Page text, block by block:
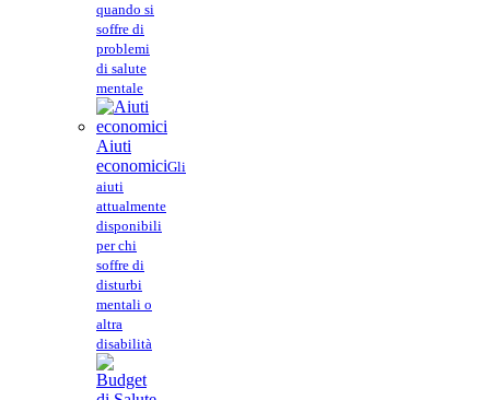
quando si
soffre di
problemi
di salute
mentale
Aiuti
economiciGli
aiuti
attualmente
disponibili
per chi
soffre di
disturbi
mentali o
altra
disabilità